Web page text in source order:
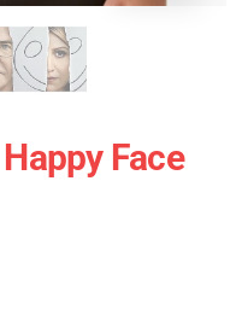
Face